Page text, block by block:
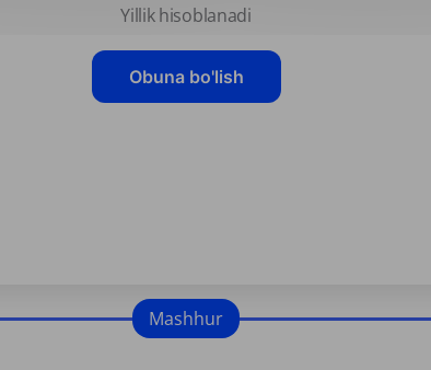
Yillik hisoblanadi
Obuna bo'lish
Mashhur